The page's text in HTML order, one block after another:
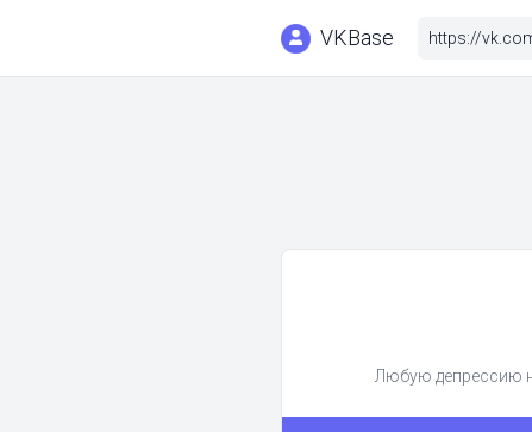
VKBase
Любую депрессию